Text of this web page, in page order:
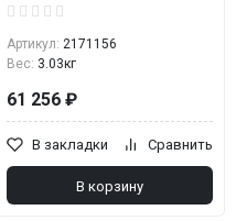
Артикул: 2171156
Вес: 3.03кг
61 256 ₽
В закладки Сравнить
В корзину